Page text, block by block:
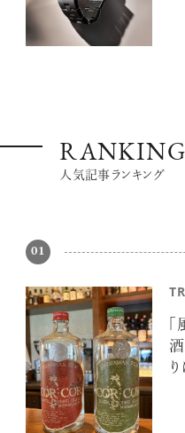
RANKING
人気記事ランキング
01